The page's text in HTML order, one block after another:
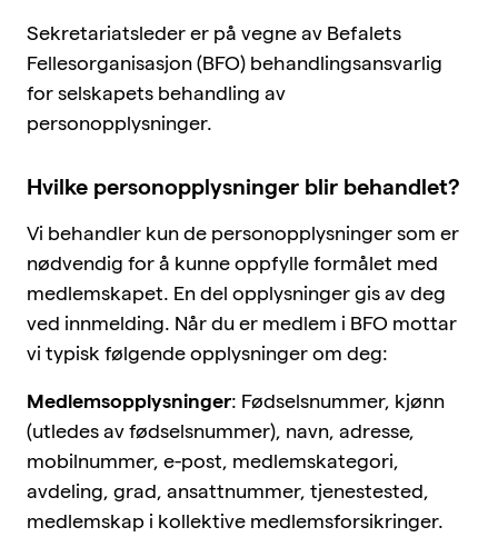
Siste nytt
Offisersbladet
KAFO
Tillitsvalgt
Typer medlemskap
Kurskalender
Innmeldingsskjema
Kontakt oss
Sekretariatsleder er på vegne av Befalets
Fellesorganisasjon (BFO) behandlingsansvarlig
for selskapets behandling av
personopplysninger.
Hvilke personopplysninger blir behandlet?
Vi behandler kun de personopplysninger som er
nødvendig for å kunne oppfylle formålet med
medlemskapet. En del opplysninger gis av deg
ved innmelding. Når du er medlem i BFO mottar
vi typisk følgende opplysninger om deg:
Medlemsopplysninger: Fødselsnummer, kjønn
(utledes av fødselsnummer), navn, adresse,
mobilnummer, e-post, medlemskategori,
avdeling, grad, ansattnummer, tjenestested,
medlemskap i kollektive medlemsforsikringer.